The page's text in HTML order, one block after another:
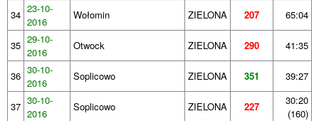
34 23-10-
2016
Wołomin ZIELONA 207 65:04
35 29-10-
2016
Otwock ZIELONA 290 41:35
36 30-10-
2016
Soplicowo ZIELONA 351 39:27
37 30-10-
2016
Soplicowo ZIELONA 227
30:20
(160)